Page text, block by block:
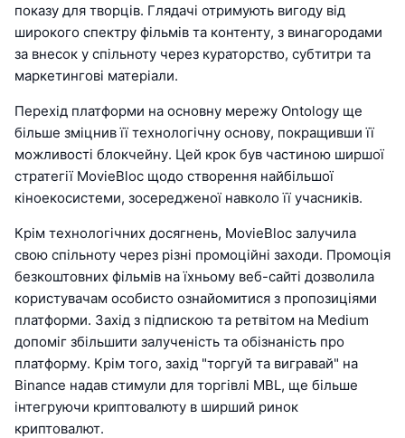
показу для творців. Глядачі отримують вигоду від
широкого спектру фільмів та контенту, з винагородами
за внесок у спільноту через кураторство, субтитри та
маркетингові матеріали.
Перехід платформи на основну мережу Ontology ще
більше зміцнив її технологічну основу, покращивши її
можливості блокчейну. Цей крок був частиною ширшої
стратегії MovieBloc щодо створення найбільшої
кіноекосистеми, зосередженої навколо її учасників.
Крім технологічних досягнень, MovieBloc залучила
свою спільноту через різні промоційні заходи. Промоція
безкоштовних фільмів на їхньому веб-сайті дозволила
користувачам особисто ознайомитися з пропозиціями
платформи. Захід з підпискою та ретвітом на Medium
допоміг збільшити залученість та обізнаність про
платформу. Крім того, захід "торгуй та вигравай" на
Binance надав стимули для торгівлі MBL, ще більше
інтегруючи криптовалюту в ширший ринок
криптовалют.